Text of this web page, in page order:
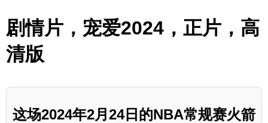
剧情片，宠爱2024，正片，高
清版
这场2024年2月24日的NBA常规赛火箭